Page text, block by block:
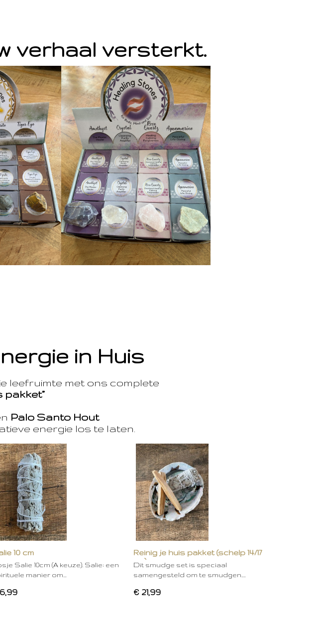
verhaal versterkt.
in Huis
leefruimte met ons complete
pakket”
Palo Santo Hout
energie los te laten.
10 cm
Salie 10cm (A keuze). Salie: een
manier om…
Reinig je huis pakket (schelp 14/17
cm)
Dit smudge set is speciaal
samengesteld om te smudgen.…
€ 21,99